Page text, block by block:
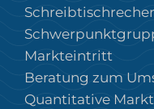
Markteintritt
Beratung zum
Quantitative